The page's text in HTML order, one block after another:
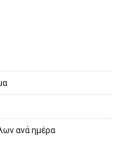
ανά ημέρα